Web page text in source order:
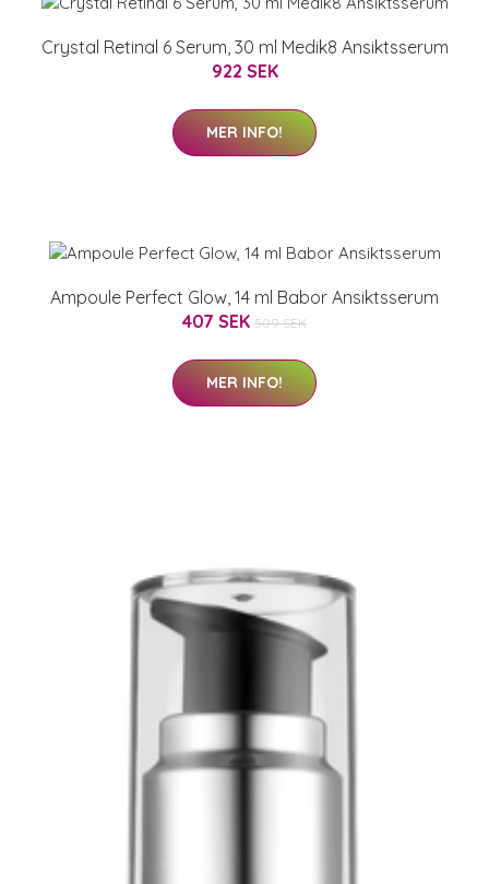
Crystal Retinal 6 Serum, 30 ml Medik8 Ansiktsserum
922 SEK
MER INFO!
Ampoule Perfect Glow, 14 ml Babor Ansiktsserum
407 SEK 509 SEK
MER INFO!